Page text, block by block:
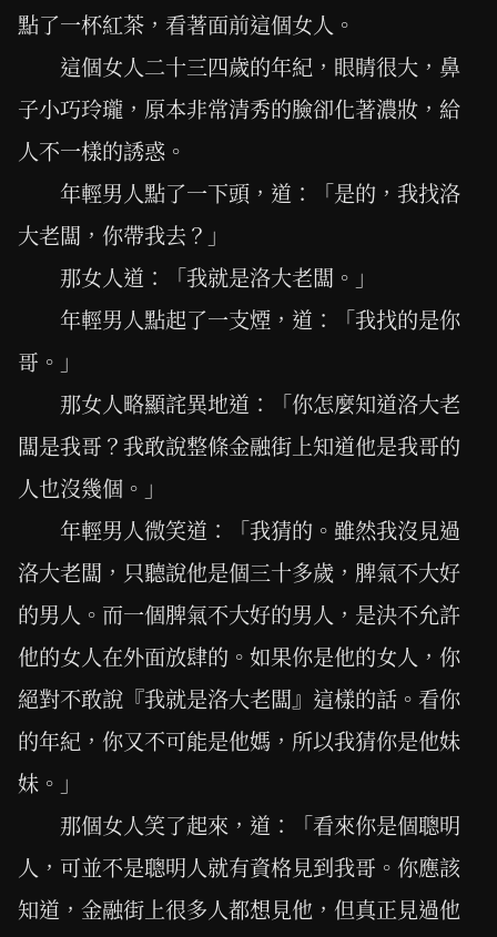
點了一杯紅茶，看著面前這個女人。
這個女人二十三四歲的年紀，眼睛很大，鼻
子小巧玲瓏，原本非常清秀的臉卻化著濃妝，給
人不一樣的誘惑。
年輕男人點了一下頭，道：「是的，我找洛
大老闆，你帶我去？」
那女人道：「我就是洛大老闆。」
年輕男人點起了一支煙，道：「我找的是你
哥。」
那女人略顯詫異地道：「你怎麼知道洛大老
闆是我哥？我敢說整條金融街上知道他是我哥的
人也沒幾個。」
年輕男人微笑道：「我猜的。雖然我沒見過
洛大老闆，只聽說他是個三十多歲，脾氣不大好
的男人。而一個脾氣不大好的男人，是決不允許
他的女人在外面放肆的。如果你是他的女人，你
絕對不敢說『我就是洛大老闆』這樣的話。看你
的年紀，你又不可能是他媽，所以我猜你是他妹
妹。」
那個女人笑了起來，道：「看來你是個聰明
人，可並不是聰明人就有資格見到我哥。你應該
知道，金融街上很多人都想見他，但真正見過他